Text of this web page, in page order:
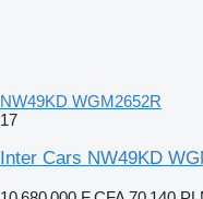
NW49KD WGM2652R
17
Inter Cars NW49KD